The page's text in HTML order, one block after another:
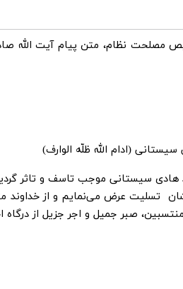
مصلحت نظام، متن پیام آیت الله
(ادام الله ظلّه الوارف)
هادی سیستانی موجب تاسف و تاثر
تسلیت عرض می‌نمایم و از خداوند
صبر جمیل و اجر جزیل از درگاه